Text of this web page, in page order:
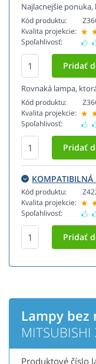
Najlacnejšie
Kód produktu:
Kvalita projekcie:
Spoľahlivosť:
Rovnaká lampa,
Kód produktu:
Kvalita projekcie:
Spoľahlivosť:
KOMPATIBILNÁ
Kód produktu:
Kvalita projekcie:
Spoľahlivosť:
Lampy bez
MITSUBISHI
Produktové číslo